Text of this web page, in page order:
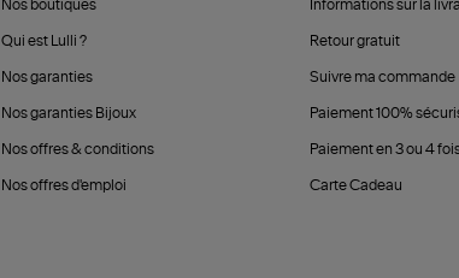
Nos boutiques
Qui est Lulli ?
Nos garanties
Nos garanties Bijoux
Nos offres & conditions
Nos offres d'emploi
Informations sur la
Retour gratuit
Suivre ma commande
Paiement 100%
Paiement en 3 ou 4
Carte Cadeau